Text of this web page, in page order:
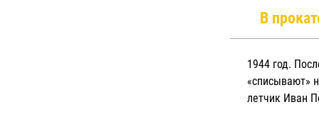
В
1944 год.
«списывают»
летчик Иван